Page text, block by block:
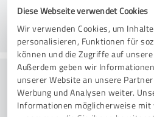
Diese Webseite verwendet Cookies
Wir verwenden Cookies, um
personalisieren, Funktionen für
können und die Zugriffe auf
Außerdem geben wir
unserer Website an unsere
Werbung und Analysen weiter.
Informationen möglicherweise mit